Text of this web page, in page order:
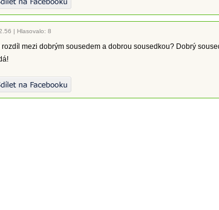
| Hlasovalo: 8
rozdíl mezi dobrým sousedem a dobrou sousedkou? Dobrý